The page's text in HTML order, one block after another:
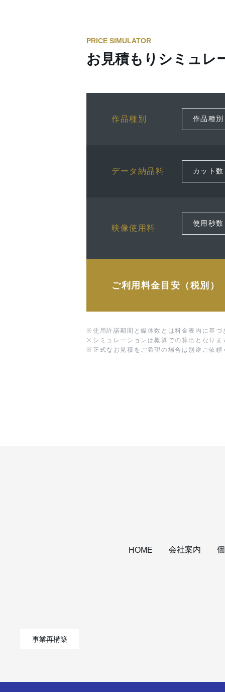
PRICE SIMULATOR
お見積もりシミュレ
作品種別
データ納品料
映像使用料
ご利用料金目安（税別）
※ 使用許諾期間と媒体数とは料金表内に基づ
※ シミュレーションは概算での算出となりま
※ 正式なお見積をご希望の場合は別途ご依頼
HOME 会社案内
事業再構築